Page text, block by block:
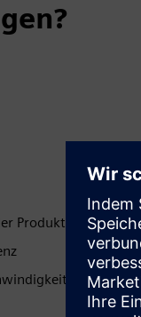
Produktionsanlagen